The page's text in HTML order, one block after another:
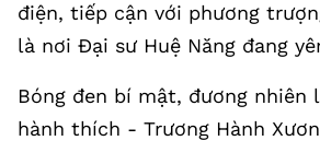
điện, tiếp cận với phương
là nơi Đại sư Huệ Năng đang
Bóng đen bí mật, đương nhiên
hành thích - Trương Hành